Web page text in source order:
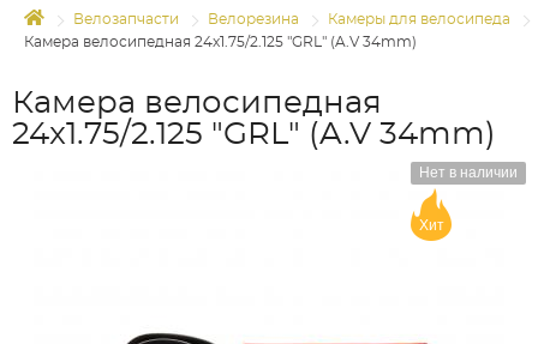
Велозапчасти Велорезина
Камеры для велосипеда
Камера велосипедная 24x1.75/2.125 "GRL" (A.V 34mm)
Камера велосипедная
24x1.75/2.125 "GRL" (A.V 34mm)
Нет в наличии
Хит